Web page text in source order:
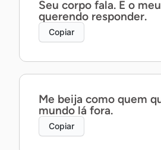
Seu corpo fala. E o
querendo responder.
Copiar
Me beija como quem
mundo lá fora.
Copiar